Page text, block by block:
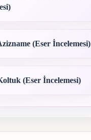
(Eser İncelemesi)
(Eser İncelemesi)